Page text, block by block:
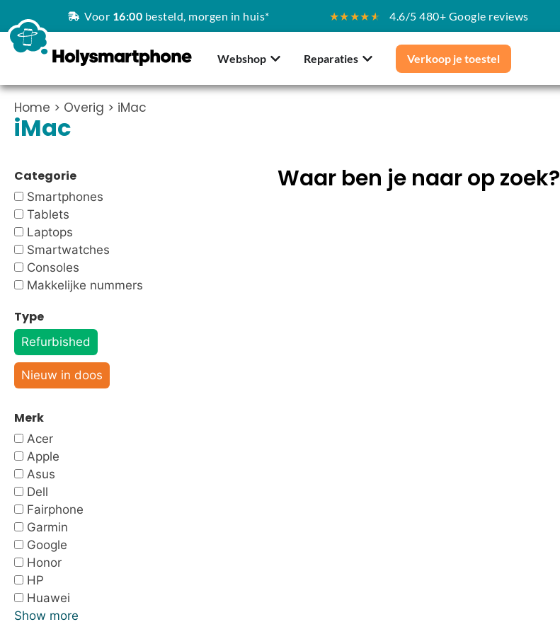
Voor 16:00 besteld, morgen in huis* ★★★★★ 4.6/5 480+ Google reviews
Webshop Reparaties Verkoop je toestel
Home > Overig > iMac
iMac
Categorie
Smartphones
Tablets
Laptops
Smartwatches
Consoles
Makkelijke nummers
Type
Refurbished
Nieuw in doos
Merk
Acer
Apple
Asus
Dell
Fairphone
Garmin
Google
Honor
HP
Huawei
Show more
Waar ben je naar op zoek?